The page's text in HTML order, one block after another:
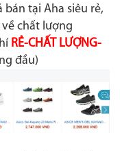
bán tại Aha siêu rẻ,
chất lượng
RẺ-CHẤT LƯỢNG-
đầu)